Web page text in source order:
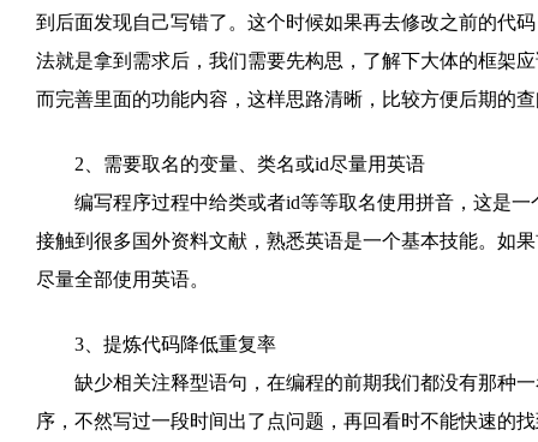
到后面发现自己写错了。这个时候如果再去修改之前的代
法就是拿到需求后，我们需要先构思，了解下大体的框架
而完善里面的功能内容，这样思路清晰，比较方便后期的
2、需要取名的变量、类名或id尽量用英语
编写程序过程中给类或者id等等取名使用拼音，这是一
接触到很多国外资料文献，熟悉英语是一个基本技能。如
尽量全部使用英语。
3、提炼代码降低重复率
缺少相关注释型语句，在编程的前期我们都没有那种一
序，不然写过一段时间出了点问题，再回看时不能快速的